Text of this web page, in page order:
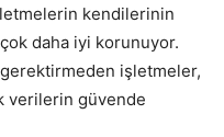
kendilerinin
çok daha iyi korunuyor.
işletmeler,
verilerin güvende